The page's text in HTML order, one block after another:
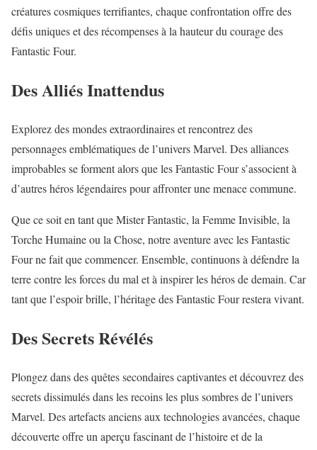
créatures cosmiques terrifiantes, chaque confrontation offre des
défis uniques et des récompenses à la hauteur du courage des
Fantastic Four.
Des Alliés Inattendus
Explorez des mondes extraordinaires et rencontrez des
personnages emblématiques de l’univers Marvel. Des alliances
improbables se forment alors que les Fantastic Four s’associent à
d’autres héros légendaires pour affronter une menace commune.
Que ce soit en tant que Mister Fantastic, la Femme Invisible, la
Torche Humaine ou la Chose, notre aventure avec les Fantastic
Four ne fait que commencer. Ensemble, continuons à défendre la
terre contre les forces du mal et à inspirer les héros de demain. Car
tant que l’espoir brille, l’héritage des Fantastic Four restera vivant.
Des Secrets Révélés
Plongez dans des quêtes secondaires captivantes et découvrez des
secrets dissimulés dans les recoins les plus sombres de l’univers
Marvel. Des artefacts anciens aux technologies avancées, chaque
découverte offre un aperçu fascinant de l’histoire et de la